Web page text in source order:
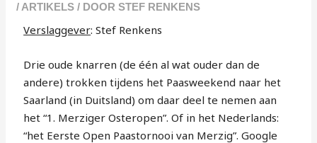
/ ARTIKELS / DOORSTEF RENKENS
Verslaggever: Stef Renkens
Drie oude knarren (de één al wat ouder dan de
andere) trokken tijdens het Paasweekend naar het
Saarland (in Duitsland) om daar deel te nemen aan
het “1. Merziger Osteropen”. Of in het Nederlands:
“het Eerste Open Paastornooi van Merzig”. Google